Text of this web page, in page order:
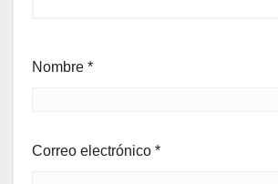
Nombre *
Correo electrónico *